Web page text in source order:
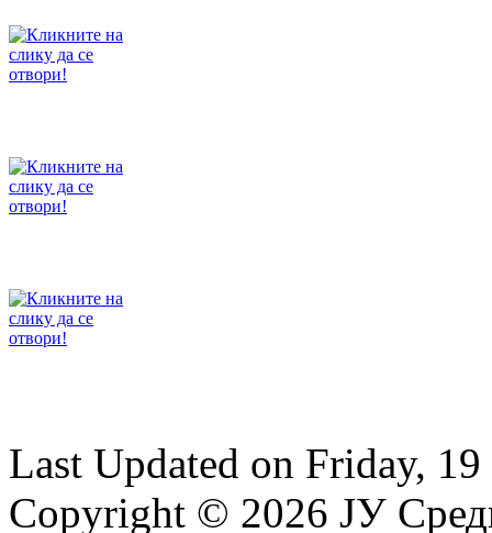
Last Updated on Friday,
Copyright © 2026 ЈУ